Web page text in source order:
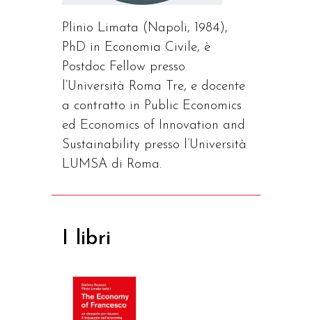
Plinio Limata (Napoli, 1984),
PhD in Economia Civile, è
Postdoc Fellow presso
l’Università Roma Tre, e docente
a contratto in Public Economics
ed Economics of Innovation and
Sustainability presso l’Università
LUMSA di Roma.
I libri